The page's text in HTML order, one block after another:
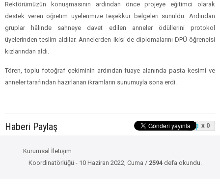
Rektörümüzün konuşmasının ardından önce projeye eğitimci olarak
destek veren öğretim üyelerimize teşekkür belgeleri sunuldu. Ardından
gruplar hâlinde sahneye davet edilen anneler ödüllerini protokol
üyelerinden teslim aldılar. Annelerden ikisi de diplomalarını DPÜ öğrencisi
kızlarından aldı.
Tören, toplu fotoğraf çekiminin ardından fuaye alanında pasta kesimi ve
anneler tarafından hazırlanan ikramların sunumuyla sona erdi.
Haberi Paylaş x 0
Kurumsal İletişim
Koordinatörlüğü - 10 Haziran 2022, Cuma / 2594defa okundu.